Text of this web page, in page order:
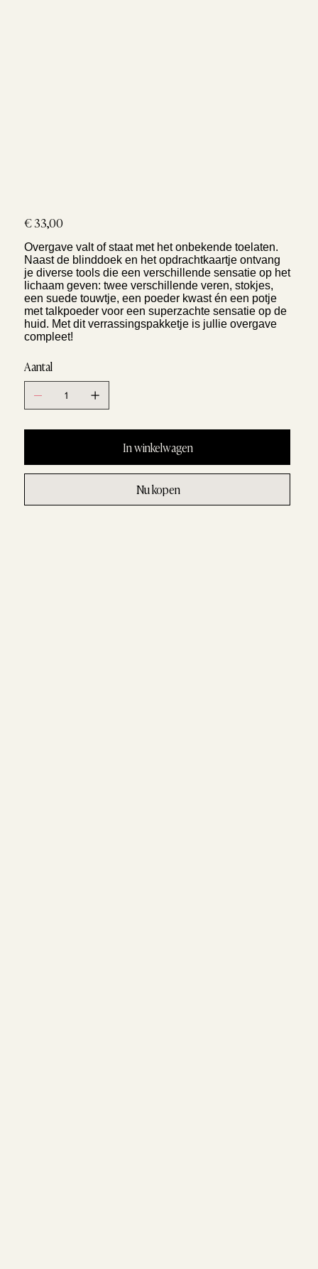
€ 33,00
Overgave valt of staat met het onbekende toelaten.
Naast de blinddoek en het opdrachtkaartje ontvang
je diverse tools die een verschillende sensatie op het
lichaam geven: twee verschillende veren, stokjes,
een suede touwtje, een poeder kwast én een potje
met talkpoeder voor een superzachte sensatie op de
huid. Met dit verrassingspakketje is jullie overgave
compleet!
Aantal
In winkelwagen
Nu kopen